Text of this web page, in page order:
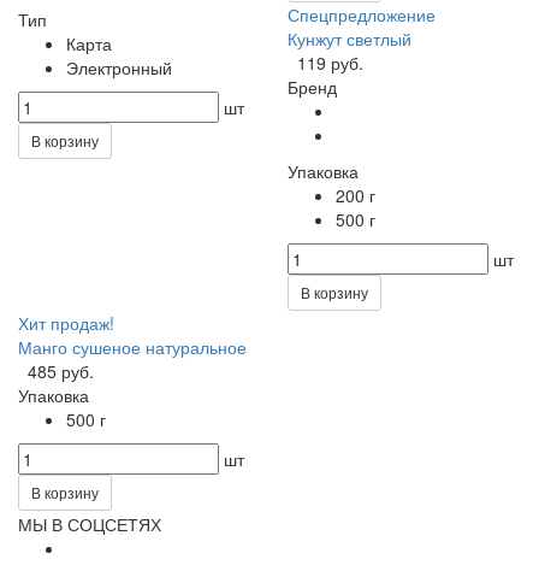
Тип
Карта
Электронный
шт
В корзину
Спецпредложение
Кунжут светлый
119 руб.
Бренд
Упаковка
200 г
500 г
шт
В корзину
Хит продаж!
Манго сушеное натуральное
485 руб.
Упаковка
500 г
шт
В корзину
МЫ В СОЦСЕТЯХ